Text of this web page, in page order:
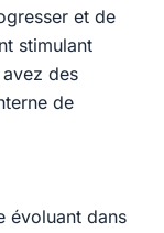
et de
stimulant
des
de
évoluant dans